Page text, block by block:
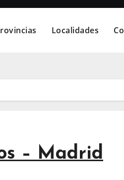
Localidades
– Madrid